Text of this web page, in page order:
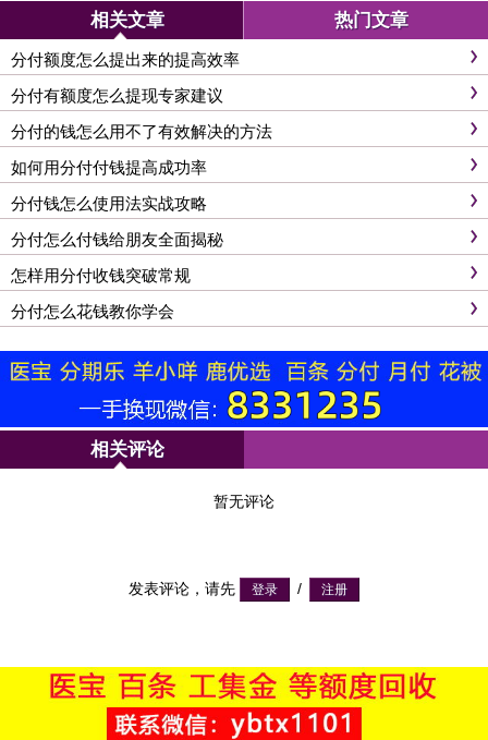
相关文章 热门文章
分付额度怎么提出来的提高效率
分付有额度怎么提现专家建议
分付的钱怎么用不了有效解决的方法
如何用分付付钱提高成功率
分付钱怎么使用法实战攻略
分付怎么付钱给朋友全面揭秘
怎样用分付收钱突破常规
分付怎么花钱教你学会
相关评论
暂无评论
发表评论，请先 /